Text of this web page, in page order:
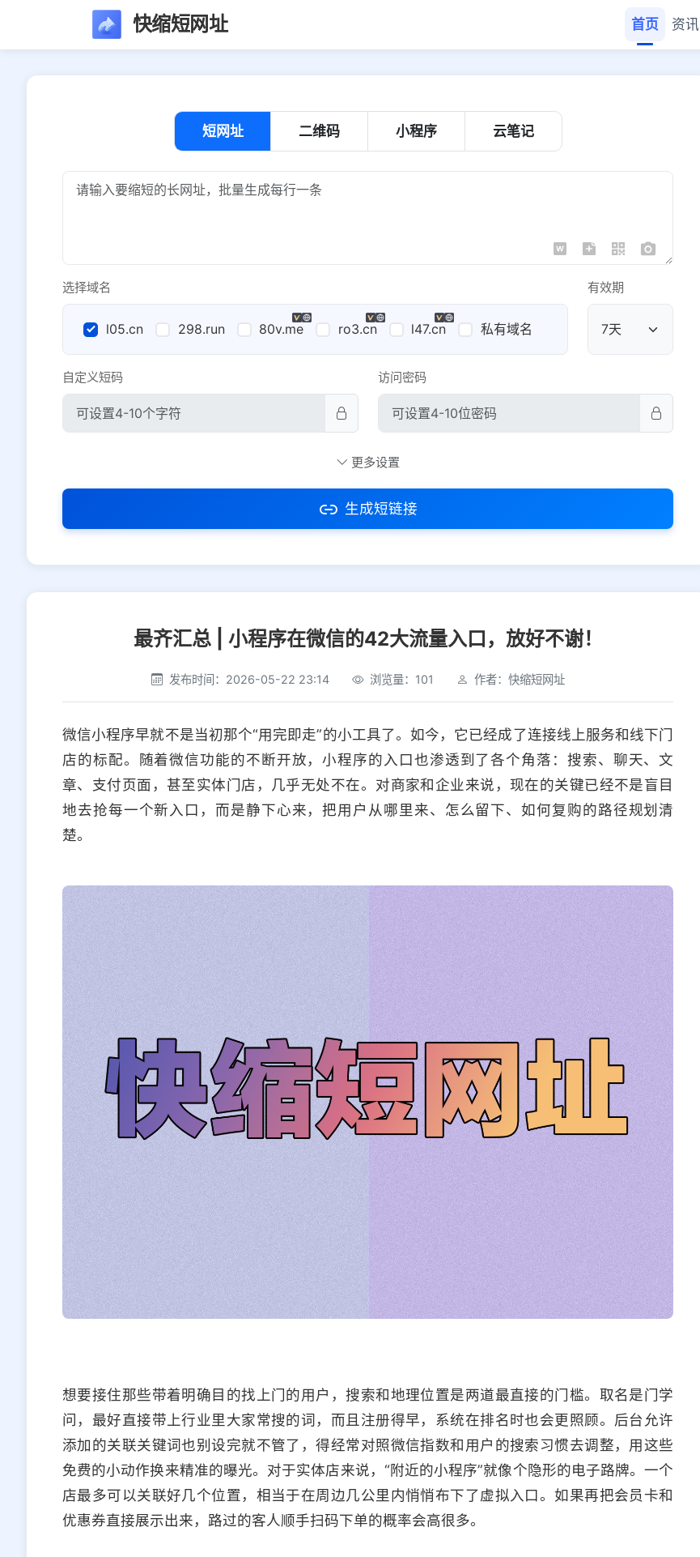
快缩短网址 首页 资讯
短网址 二维码 小程序 云笔记
选择域名
l05.cn 298.run 80v.me ro3.cn l47.cn 私有域名 公共域名
有效期
自定义短码 访问密码
社交平台 电商平台
选择防红平台类型，避免链接被拦截
平台设置
iOS Android PC 其他
更多设置
生成短链接
最齐汇总 | 小程序在微信的42大流量入口，放好不谢！
发布时间：2026-05-22 23:14 浏览量：101 作者：快缩短网址
微信小程序早就不是当初那个“用完即走”的小工具了。如今，它已经成了连接线上服务和线下门
店的标配。随着微信功能的不断开放，小程序的入口也渗透到了各个角落：搜索、聊天、文
章、支付页面，甚至实体门店，几乎无处不在。对商家和企业来说，现在的关键已经不是盲目
地去抢每一个新入口，而是静下心来，把用户从哪里来、怎么留下、如何复购的路径规划清
楚。
想要接住那些带着明确目的找上门的用户，搜索和地理位置是两道最直接的门槛。取名是门学
问，最好直接带上行业里大家常搜的词，而且注册得早，系统在排名时也会更照顾。后台允许
添加的关联关键词也别设完就不管了，得经常对照微信指数和用户的搜索习惯去调整，用这些
免费的小动作换来精准的曝光。对于实体店来说，“附近的小程序”就像个隐形的电子路牌。一个
店最多可以关联好几个位置，相当于在周边几公里内悄悄布下了虚拟入口。如果再把会员卡和
优惠券直接展示出来，路过的客人顺手扫码下单的概率会高很多。